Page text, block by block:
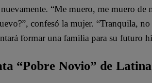
“Me muero, me muero de
confesó la mujer. “Tranquila,
formar una familia para su futuro
“Pobre Novio” de